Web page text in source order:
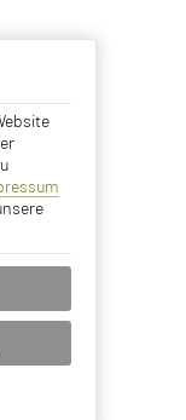
Cookies
Cookies